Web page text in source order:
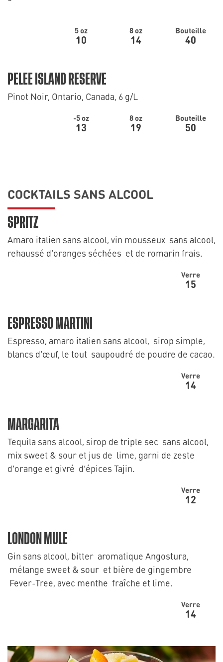
5 oz
10
8 oz
14
Bouteille
40
PELEE ISLAND RESERVE
Pinot Noir, Ontario, Canada, 6 g/L
-5 oz
13
8 oz
19
Bouteille
50
COCKTAILS SANS ALCOOL
SPRITZ
Amaro italien sans alcool, vin mousseux sans alcool,
rehaussé d’oranges séchées et de romarin frais.
Verre
15
ESPRESSO MARTINI
Espresso, amaro italien sans alcool, sirop simple,
blancs d’œuf, le tout saupoudré de poudre de cacao.
Verre
14
MARGARITA
Tequila sans alcool, sirop de triple sec sans alcool,
mix sweet & sour et jus de lime, garni de zeste
d’orange et givré d’épices Tajin.
Verre
12
LONDON MULE
Gin sans alcool, bitter aromatique Angostura,
mélange sweet & sour et bière de gingembre
Fever-Tree, avec menthe fraîche et lime.
Verre
14